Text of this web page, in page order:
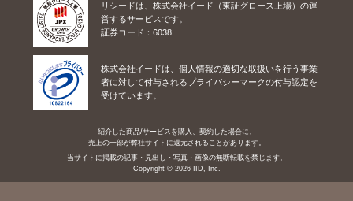
リシードは、株式会社イード（東証グロース上場）の運
営するサービスです。
証券コード：6038
株式会社イードは、個人情報の適切な取扱いを行う事業
者に対して付与されるプライバシーマークの付与認定を
受けています。
紹介した商品/サービスを購入、契約した場合に、
売上の一部が弊社サイトに還元されることがあります。
当サイトに掲載の記事・見出し・写真・画像の無断転載を禁じます。
Copyright © 2026 IID, Inc.